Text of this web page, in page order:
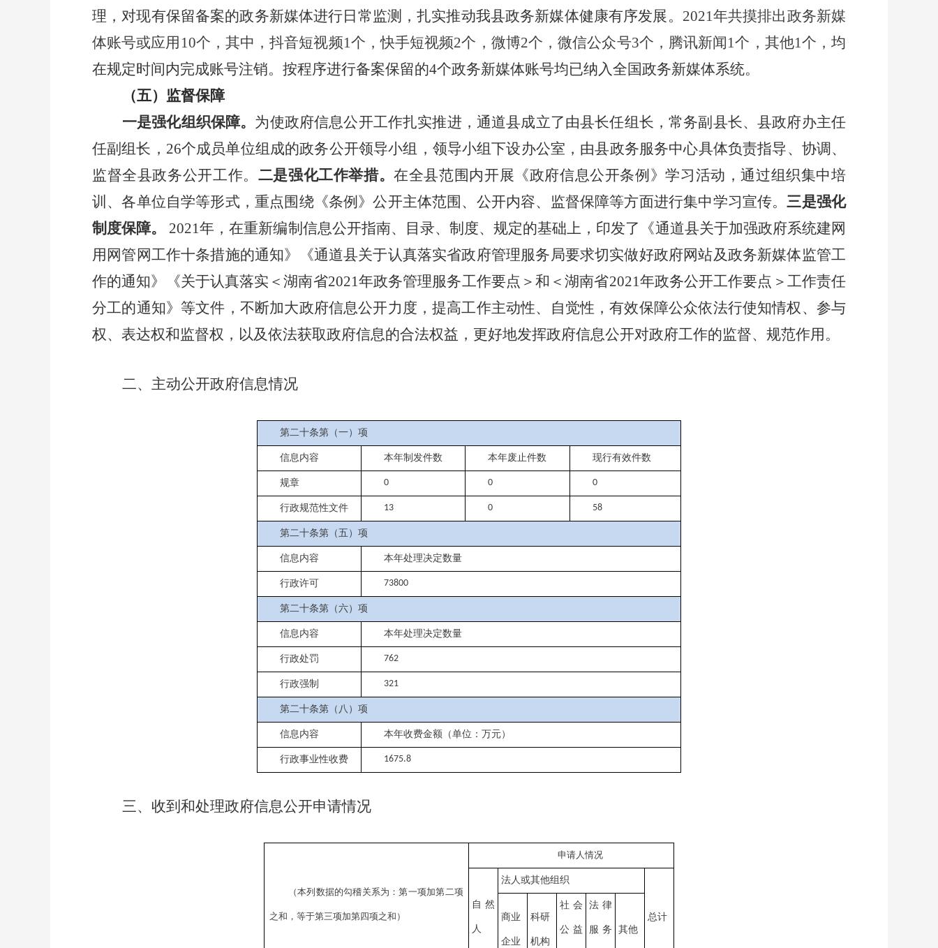
理，对现有保留备案的政务新媒体进行日常监测，扎实推动我县政务新媒体健康有序发展。 2021年共摸排出政务新媒
体账号或应用 10个，其中，抖音短视频1个，快手短视频2个，微博2个，微信公众号3个，腾讯新闻1个，其他1个，均
在规定时间内完成账号注销。按程序进行备案保留的4个政务新媒体账号均已纳入全国政务新媒体系统。
（五）监督保障
一是强化组织保障。 为使政府信息公开工作扎实推进，通道县成立了由县长任组长，常务副县长、县政府办主任
任副组长， 26个成员单位组成的政务公开领导小组，领导小组下设办公室，由县政务服务中心具体负责指导、协调、
监督全县政务公开工作。 二是强化工作举措。在全县范围内开展《政府信息公开条例》学习活动，通过组织集中培
训、各单位自学等形式，重点围绕《条例》公开主体范围、公开内容、监督保障等方面进行集中学习宣传。三是强化
制度保障。
2021年，在重新编制信息公开指南、目录、制度、规定的基础上，印发了《通道县关于加强政府系统建网
用网管网工作十条措施的通知》《通道县关于认真落实省政府管理服务局要求切实做好政府网站及政务新媒体监管工
作的通知》《关于认真落实＜湖南省2021年政务管理服务工作要点＞和＜湖南省2021年政务公开工作要点＞工作责任
分工的通知》等文件，不断加大政府信息公开力度，提高工作主动性、自觉性，有效保障公众依法行使知情权、参与
权、表达权和监督权，以及依法获取政府信息的合法权益，更好地发挥政府信息公开对政府工作的监督、规范作用。
二、主动公开政府信息情况
第二十条第（一）项
信息内容 本年制发件数 本年废止件数 现行有效件数
规章 0 0 0
行政规范性文件 13 0 58
第二十条第（五）项
信息内容 本年处理决定数量
行政许可 73800
第二十条第（六）项
信息内容 本年处理决定数量
行政处罚 762
行政强制 321
第二十条第（八）项
信息内容 本年收费金额（单位：万元）
行政事业性收费 1675.8
三、收到和处理政府信息公开申请情况
（本列数据的勾稽关系为：第一项加第二项
之和，等于第三项加第四项之和）
申请人情况
自然
人
法人或其他组织
总计
商业
企业
科研
机构
社会
公益
法律
服务 其他